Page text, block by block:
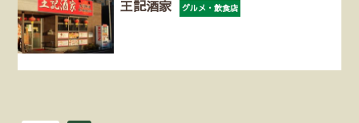
王記酒家 グルメ・飲食店